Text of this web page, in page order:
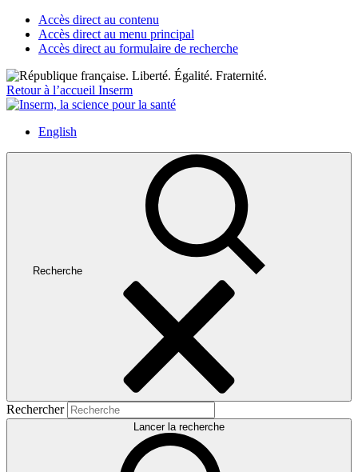
Accès direct au contenu
Accès direct au menu principal
Accès direct au formulaire de recherche
Retour à l’accueil Inserm
English
Recherche
Rechercher
Lancer la recherche